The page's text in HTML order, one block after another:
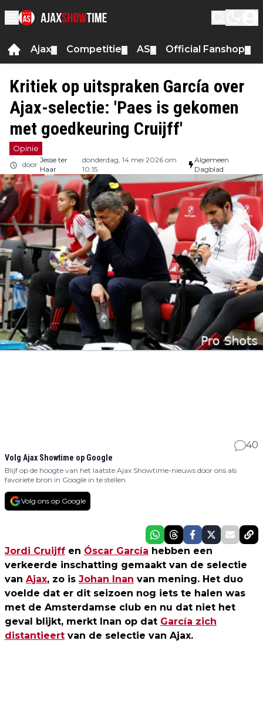
Ajax Competitie AS Official Fanshop
Kritiek op uitspraken García over
Ajax-selectie: 'Paes is gekomen
met goedkeuring Cruijff'
Opinie
door
Jesse ter
Haar
donderdag, 14 mei 2026 om
10:15
Algemeen
Dagblad
40
Volg Ajax Showtime op Google
Blijf op de hoogte van het laatste Ajax Showtime-nieuws door ons als
favoriete bron in Google in te stellen.
Volg ons op Google
Jordi Cruijff en Óscar García hebben een
verkeerde inschatting gemaakt van de selectie
van Ajax, zo is Johan Inan van mening. Het duo
voelde dat er dit seizoen nog iets te halen was
met de Amsterdamse club en nu dat niet het
geval blijkt, merkt Inan op dat García zich
distantieert van de selectie van Ajax.